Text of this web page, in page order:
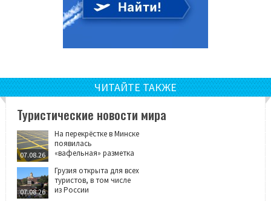
ЧИТАЙТЕ ТАКЖЕ
Туристические новости мира
07.08.26
На перекрёстке в Минске
появилась
«вафельная» разметка
07.08.26
Грузия открыта для всех
туристов, в том числе
из России